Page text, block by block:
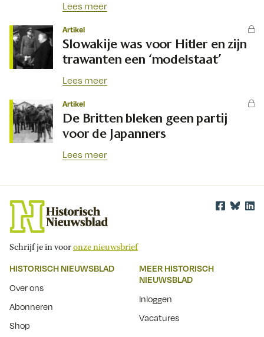
Lees meer
Artikel
Slowakije was voor Hitler en zijn
trawanten een ‘modelstaat’
Lees meer
Artikel
De Britten bleken geen partij
voor de Japanners
Lees meer
Schrijf je in vooronze nieuwsbrief
HISTORISCH NIEUWSBLAD
Over ons
Abonneren
Shop
MEER HISTORISCH
NIEUWSBLAD
Inloggen
Vacatures